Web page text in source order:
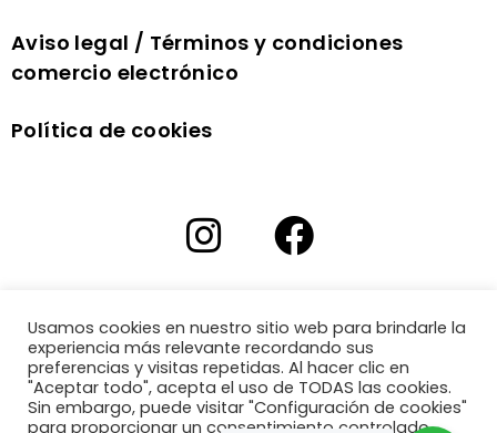
Aviso legal / Términos y condiciones
comercio electrónico
Política de cookies
Usamos cookies en nuestro sitio web para brindarle la
experiencia más relevante recordando sus
preferencias y visitas repetidas. Al hacer clic en
"Aceptar todo", acepta el uso de TODAS las cookies.
Sin embargo, puede visitar "Configuración de cookies"
para proporcionar un consentimiento controlado.